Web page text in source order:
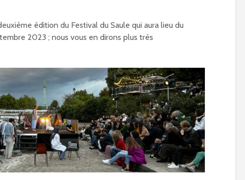
édition du Festival du Saule qui aura lieu du
2023 ; nous vous en dirons plus très